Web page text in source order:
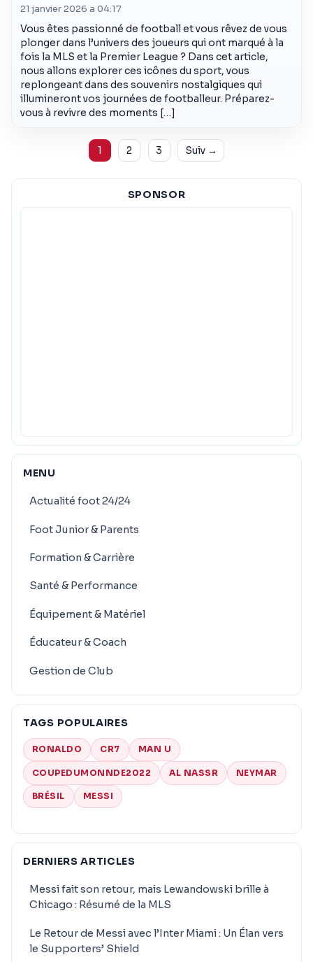
21 janvier 2026 a 04:17
Vous êtes passionné de football et vous rêvez de vous
plonger dans l’univers des joueurs qui ont marqué à la
fois la MLS et la Premier League ? Dans cet article,
nous allons explorer ces icônes du sport, vous
replongeant dans des souvenirs nostalgiques qui
illumineront vos journées de footballeur. Préparez-
vous à revivre des moments […]
Pagination
1 2 3 Suiv →
SPONSOR
MENU
Actualité foot 24/24
Foot Junior & Parents
Formation & Carrière
Santé & Performance
Équipement & Matériel
Éducateur & Coach
Gestion de Club
TAGS POPULAIRES
RONALDO CR7 MAN U
COUPEDUMONNDE2022 AL NASSR NEYMAR
BRÉSIL MESSI
DERNIERS ARTICLES
Messi fait son retour, mais Lewandowski brille à
Chicago : Résumé de la MLS
Le Retour de Messi avec l’Inter Miami : Un Élan vers
le Supporters’ Shield